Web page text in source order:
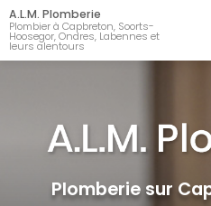
Aller
au
contenu
principal
A.L.M. Plomberie
Plombier à Capbreton, Soorts-
Hoosegor, Ondres, Labennes et
leurs alentours
Plomberie sur